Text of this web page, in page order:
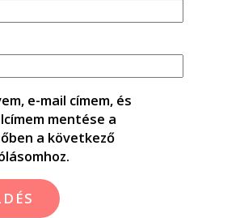
e-mail címem, és
mentése a
a következő